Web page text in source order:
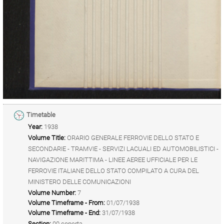
Timetable
Year: 1938
Volume Title: ORARIO GENERALE FERROVIE DELLO STATO E
SECONDARIE - TRAMVIE - SERVIZI LACUALI ED AUTOMOBILISTICI -
NAVIGAZIONE MARITTIMA - LINEE AEREE UFFICIALE PER LE
FERROVIE ITALIANE DELLO STATO COMPILATO A CURA DEL
MINISTERO DELLE COMUNICAZIONI
Volume Number: 7
Volume Timeframe - From: 01/07/1938
Volume Timeframe - End: 31/07/1938